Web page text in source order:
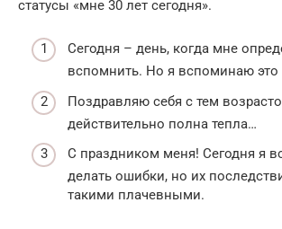
статусы «мне 30 лет сегодня».
Сегодня – день, когда мне
вспомнить. Но я вспоминаю это
Поздравляю себя с тем
действительно полна тепла…
С праздником меня! Сегодня я
делать ошибки, но их
такими плачевными.